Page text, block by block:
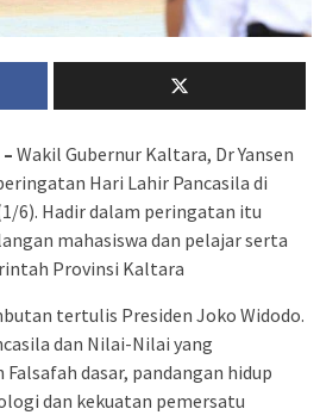
Wakil Gubernur Kaltara, Dr Yansen
Hari Lahir Pancasila di
6). Hadir dalam peringatan itu
mahasiswa dan pelajar serta
Provinsi Kaltara
tertulis Presiden Joko Widodo.
dan Nilai-Nilai yang
dasar, pandangan hidup
dan kekuatan pemersatu